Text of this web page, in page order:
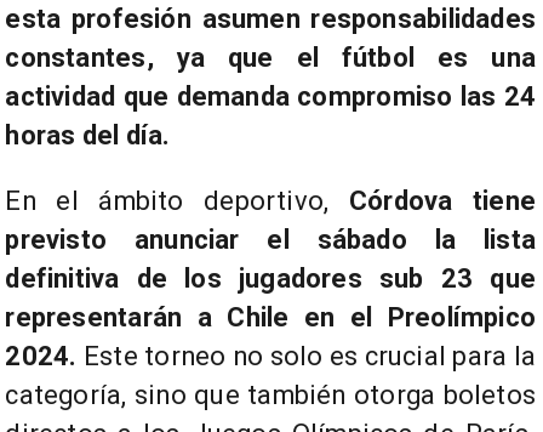
esta profesión asumen responsabilidades
constantes, ya que el fútbol es una
actividad que demanda compromiso las 24
horas del día.
En el ámbito deportivo, Córdova tiene
previsto anunciar el sábado la lista
definitiva de los jugadores sub 23 que
representarán a Chile en el Preolímpico
2024. Este torneo no solo es crucial para la
categoría, sino que también otorga boletos